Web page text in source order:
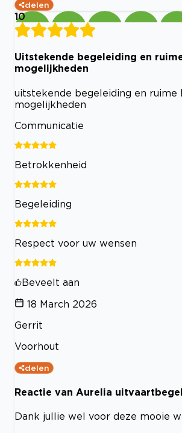
delen
10
Uitstekende begeleiding en
mogelijkheden
uitstekende begeleiding en ruime
mogelijkheden
Communicatie
Betrokkenheid
Begeleiding
Respect voor uw wensen
Beveelt aan
18 March 2026
Gerrit
Voorhout
delen
Reactie van Aurelia
Dank jullie wel voor deze mooie